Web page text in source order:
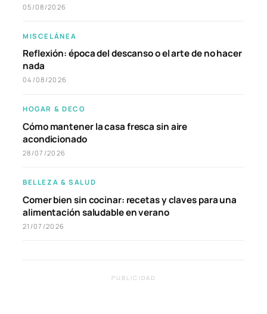
05/08/2026
MISCELÁNEA
Reflexión: época del descanso o el arte de no hacer
nada
04/08/2026
HOGAR & DECO
Cómo mantener la casa fresca sin aire
acondicionado
28/07/2026
BELLEZA & SALUD
Comer bien sin cocinar: recetas y claves para una
alimentación saludable en verano
21/07/2026
PUBLICIDAD